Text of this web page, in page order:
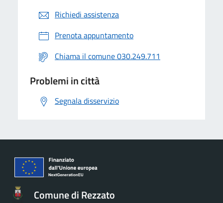
Richiedi assistenza
Prenota appuntamento
Chiama il comune 030.249.711
Problemi in città
Segnala disservizio
Comune di Rezzato